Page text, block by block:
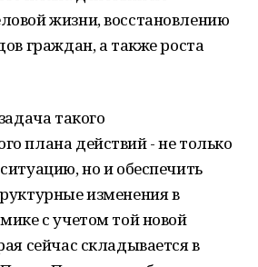
жизни, восстановлению
граждан, а также роста
такого
плана действий - не только
но и обеспечить
изменения в
с учетом той новой
сейчас складывается в